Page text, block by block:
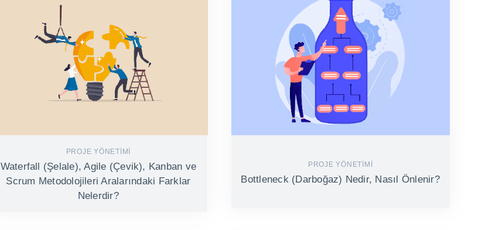
PROJE YÖNETIMI
Waterfall (Şelale), Agile (Çevik), Kanban ve
Scrum Metodolojileri Aralarındaki Farklar
Nelerdir?
PROJE YÖNETIMI
Bottleneck (Darboğaz) Nedir, Nasıl Önlenir?